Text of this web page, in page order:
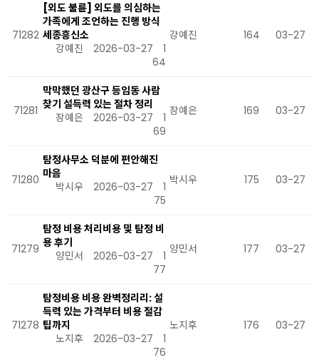
71282
[외도 불륜] 외도를 의심하는
가족에게 조언하는 진행 방식
세종흥신소
강예진
2026-03-27
1
64
강예진 164 03-27
71281
막막했던 광산구 등임동 사람
찾기 설득력 있는 절차 정리
장예은
2026-03-27
1
69
장예은 169 03-27
71280
탐정사무소 덕분에 편안해진
마음
박시우
2026-03-27
1
75
박시우 175 03-27
71279
탐정 비용 처리비용 및 탐정 비
용 후기
양민서
2026-03-27
1
77
양민서 177 03-27
71278
탐정비용 비용 완벽정리리: 설
득력 있는 가격부터 비용 절감
팁까지
노지후
2026-03-27
1
76
노지후 176 03-27